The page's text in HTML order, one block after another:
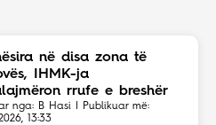
në disa zona të
IHMK-ja
rrufe e breshër
nga: B Hasi | Publikuar më:
13:33